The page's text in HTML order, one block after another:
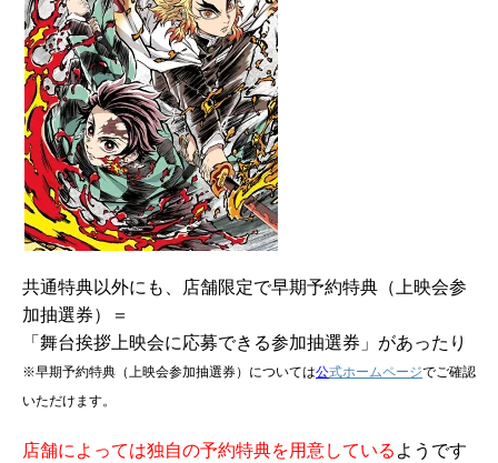
共通特典以外にも、店舗限定で早期予約特典（上映会参
加抽選券）＝
「舞台挨拶上映会に応募できる参加抽選券」があったり
※早期予約特典（上映会参加抽選券）については公式ホームページでご確認
いただけます。
店舗によっては独自の予約特典を用意している ようです